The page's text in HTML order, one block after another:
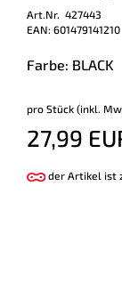
Art.Nr. 427443
EAN: 601479141210
Farbe: BLACK
pro Stück (inkl.
27,99
der Artikel ist